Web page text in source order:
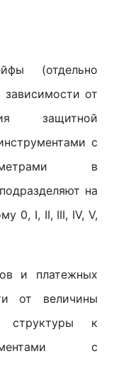
(отдельно
от
защитной
с
в
на
0, I, II, III, IV, V,
и платежных
от величины
структуры к
с